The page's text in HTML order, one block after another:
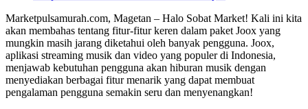
Marketpulsamurah.com, Magetan – Halo Sobat Market! Kali ini kita
akan membahas tentang fitur-fitur keren dalam paket Joox yang
mungkin masih jarang diketahui oleh banyak pengguna. Joox,
aplikasi streaming musik dan video yang populer di Indonesia,
menjawab kebutuhan pengguna akan hiburan musik dengan
menyediakan berbagai fitur menarik yang dapat membuat
pengalaman pengguna semakin seru dan menyenangkan!